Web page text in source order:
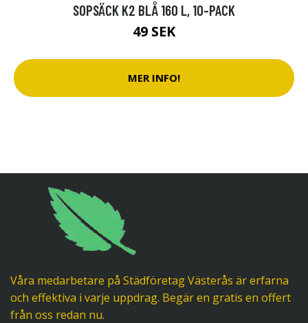
SOPSÄCK K2 BLÅ 160 L, 10-PACK
49 SEK
MER INFO!
Våra medarbetare på Städföretag Västerås är erfarna
och effektiva i varje uppdrag. Begär en gratis en offert
från oss redan nu.